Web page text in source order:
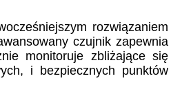
rozwiązaniem
czujnik zapewnia
monitoruje zbliżające się
i bezpiecznych punktów